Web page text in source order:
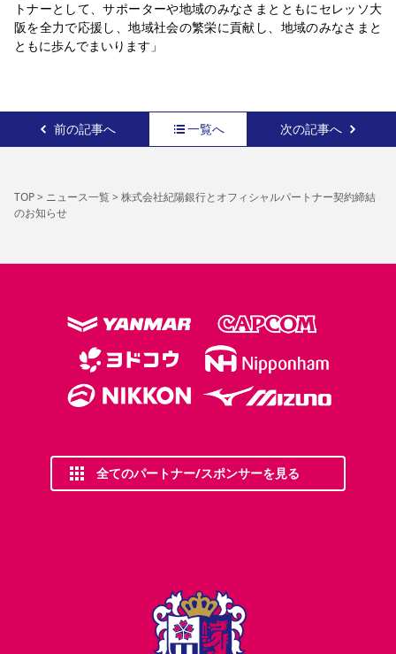
トナーとして、サポーターや地域のみなさまとともにセレッソ大
阪を全力で応援し、地域社会の繁栄に貢献し、地域のみなさまと
ともに歩んでまいります」
前の記事へ 一覧へ 次の記事へ
TOP> ニュース一覧> 株式会社紀陽銀行とオフィシャルパートナー契約締結
のお知らせ
全てのパートナー/スポンサーを見る